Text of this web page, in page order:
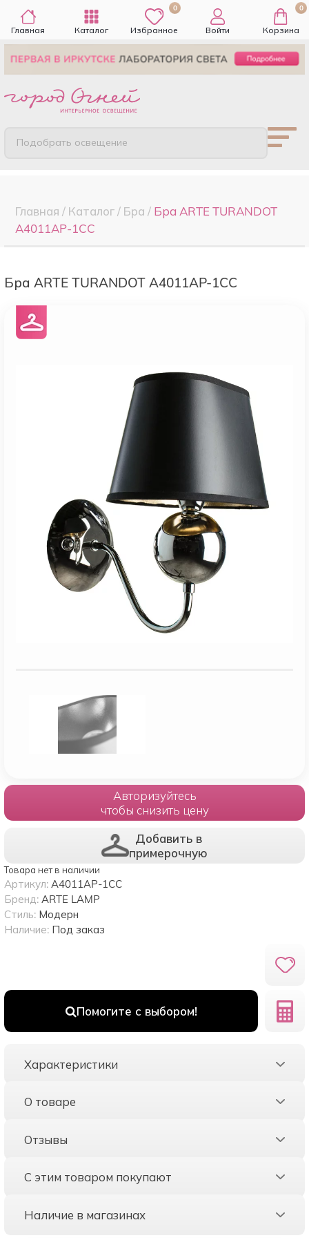
Главная Каталог
0
Избранное Войти
0
Корзина
Подобрать освещение
Главная / Каталог/ Бра / Бра ARTE TURANDOT
A4011AP-1CC
Бра ARTE TURANDOT A4011AP-1CC
Авторизуйтесь
чтобы снизить цену
Добавить в
примерочную
Товара нет в наличии
Помогите с выбором!
Артикул: A4011AP-1CC
Бренд: ARTE LAMP
Стиль: Модерн
Наличие: Под заказ
Характеристики
О товаре
Отзывы
С этим товаром покупают
Наличие в магазинах